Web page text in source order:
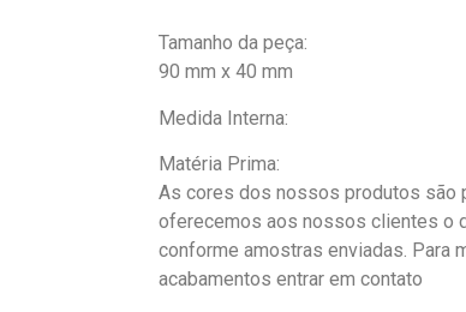
Tamanho da peça:
90 mm x 40 mm
Medida Interna:
Matéria Prima:
As cores dos nossos produtos são
oferecemos aos nossos clientes o
conforme amostras enviadas. Para
acabamentos entrar em contato